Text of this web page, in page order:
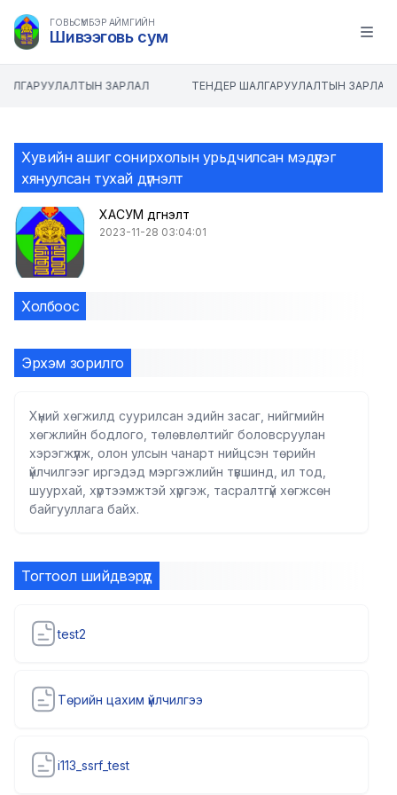
ГОВЬСҮМБЭР АЙМГИЙН
Шивээговь сум Open
ЗАРЛАЛ ТЕНДЕР ШАЛГАРУУЛАЛТЫН ЗАРЛАЛ
Хувийн ашиг сонирхолын урьдчилсан мэдүүлэг
хянуулсан тухай дүгнэлт
ХАСУМ дүгнэлт
2023-11-28 03:04:01
Холбоос
Эрхэм зорилго
Хүний хөгжилд суурилсан эдийн засаг, нийгмийн
хөгжлийн бодлого, төлөвлөлтийг боловсруулан
хэрэгжүүлж, олон улсын чанарт нийцсэн төрийн
үйлчилгээг иргэдэд мэргэжлийн түвшинд, ил тод,
шуурхай, хүртээмжтэй хүргэж, тасралтгүй хөгжсөн
байгууллага байх.
Тогтоол шийдвэрүүд
test2
Төрийн цахим үйлчилгээ
i113_ssrf_test